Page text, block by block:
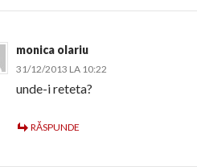
monica olariu
31/12/2013 LA 10:22
unde-i reteta?
RĂSPUNDE